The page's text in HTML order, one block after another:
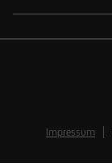
Impressum